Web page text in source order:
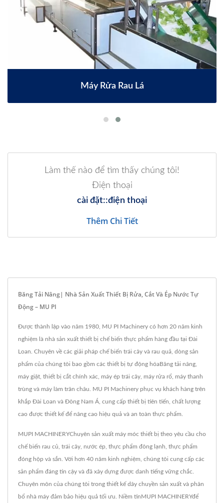
Máy Rửa Rau Lá
Làm thế nào để tìm thấy chúng tôi!
Điện thoại
cài đặt::điện thoại
Thêm Chi Tiết
Băng Tải Nâng| Nhà Sản Xuất Thiết Bị Rửa, Cắt Và Ép Nước Tự
Động – MU PI
Được thành lập vào năm 1980, MU PI Machinery có hơn 20 năm kinh
nghiệm là nhà sản xuất thiết bị chế biến thực phẩm hàng đầu tại Đài
Loan. Chuyên về các giải pháp chế biến trái cây và rau quả, dòng sản
phẩm của chúng tôi bao gồm các thiết bị tự động hóaBăng tải nâng,
máy giặt, thiết bị cắt chính xác, máy ép trái cây, máy rửa rổ, máy thanh
trùng và máy làm trân châu. MU PI Machinery phục vụ khách hàng trên
khắp Đài Loan và Đông Nam Á, cung cấp thiết bị tiên tiến, chất lượng
cao được thiết kế để nâng cao hiệu quả và an toàn thực phẩm.
MUPI MACHINERYChuyên sản xuất máy móc thiết bị theo yêu cầu cho
chế biến rau củ, trái cây, nước ép, thực phẩm đông lạnh, thực phẩm
đóng hộp và sắn. Với hơn 40 năm kinh nghiệm, chúng tôi cung cấp các
sản phẩm đáng tin cậy và đã xây dựng được danh tiếng vững chắc.
Chuyên môn của chúng tôi trong thiết kế dây chuyền sản xuất và phân
bổ nhà máy đảm bảo hiệu quả tối ưu. Niềm tinMUPI MACHINERYđể